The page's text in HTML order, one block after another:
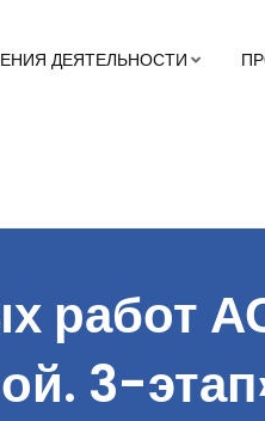
ДЕЯТЕЛЬНОСТИ
работ
3-